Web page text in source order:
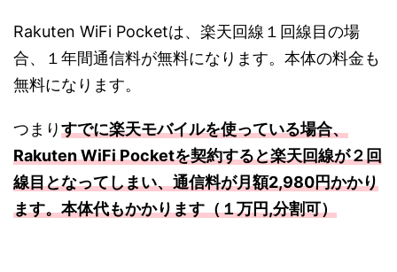
Rakuten WiFi Pocketは、楽天回線１回線目の場
合、１年間通信料が無料になります。本体の料金も
無料になります。
つまりすでに楽天モバイルを使っている場合、
Rakuten WiFi Pocketを契約すると楽天回線が２回
線目となってしまい、通信料が月額2,980円かかり
ます。本体代もかかります（１万円,分割可）